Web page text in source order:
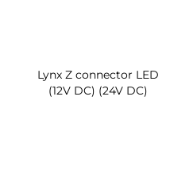
Lynx Z connector LED
(12V DC) (24V DC)